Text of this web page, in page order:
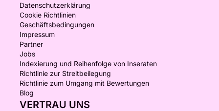
Datenschutzerklärung
Cookie Richtlinien
Geschäftsbedingungen
Impressum
Partner
Jobs
Indexierung und Reihenfolge von Inseraten
Richtlinie zur Streitbeilegung
Richtlinie zum Umgang mit Bewertungen
Blog
VERTRAU UNS